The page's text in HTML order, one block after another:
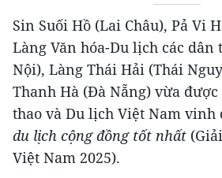
Sin Suối Hồ (Lai Châu), Pả Vi
Làng Văn hóa-Du lịch các dân
Nội), Làng Thái Hải (Thái
Thanh Hà (Đà Nẵng) vừa được
thao và Du lịch Việt Nam
du lịch cộng đồng tốt nhất
Việt Nam 2025).